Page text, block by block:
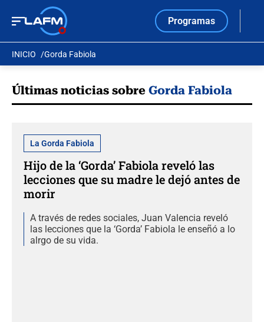
Programas
INICIO Gorda Fabiola
Últimas noticias sobre Gorda Fabiola
La Gorda Fabiola
Hijo de la ‘Gorda’ Fabiola reveló las
lecciones que su madre le dejó antes de
morir
A través de redes sociales, Juan Valencia reveló
las lecciones que la ‘Gorda’ Fabiola le enseñó a lo
alrgo de su vida.